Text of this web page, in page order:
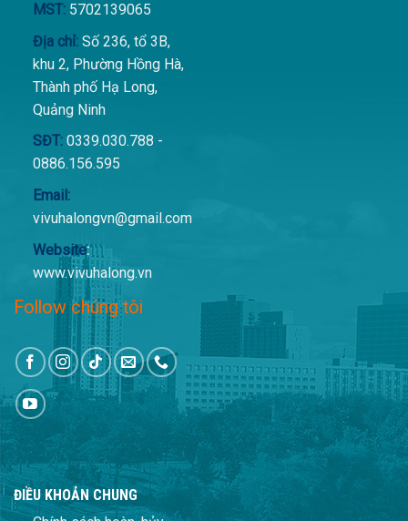
MST: 5702139065
Địa chỉ:Số 236, tổ 3B,
khu 2, Phường Hồng Hà,
Thành phố Hạ Long,
Quảng Ninh
SĐT:0339.030.788 -
0886.156.595
Email:
vivuhalongvn@gmail.com
Website:
www.vivuhalong.vn
Follow chúng tôi
ĐIỀU KHOẢN CHUNG